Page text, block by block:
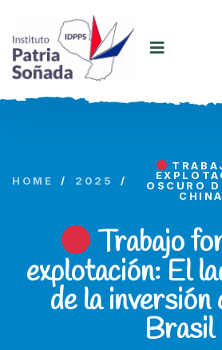
HOME / 2025 /
OSCURO
Trabajo
explotación: El
de la inversión
Brasil